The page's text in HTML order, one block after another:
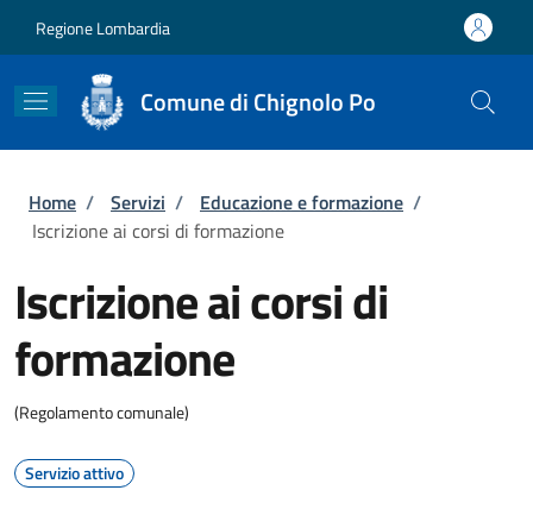
Regione Lombardia
Comune di Chignolo Po
Briciole di pane
Home / Servizi / Educazione e formazione /
Iscrizione ai corsi di formazione
Iscrizione ai corsi di
formazione
(Regolamento comunale)
Servizio attivo